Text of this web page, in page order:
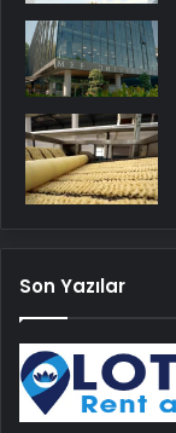
Son Yazılar